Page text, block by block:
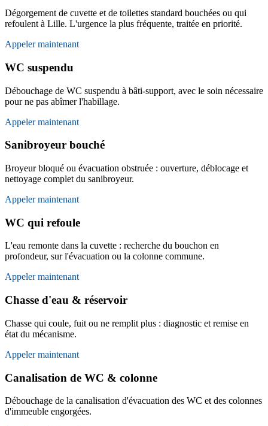
Dégorgement de cuvette et de toilettes standard bouchées ou qui
refoulent à Lille. L'urgence la plus fréquente, traitée en priorité.
Appeler maintenant
WC suspendu
Débouchage de WC suspendu à bâti-support, avec le soin nécessaire
pour ne pas abîmer l'habillage.
Appeler maintenant
Sanibroyeur bouché
Broyeur bloqué ou évacuation obstruée : ouverture, déblocage et
nettoyage complet du sanibroyeur.
Appeler maintenant
WC qui refoule
L'eau remonte dans la cuvette : recherche du bouchon en
profondeur, sur l'évacuation ou la colonne commune.
Appeler maintenant
Chasse d'eau & réservoir
Chasse qui coule, fuit ou ne remplit plus : diagnostic et remise en
état du mécanisme.
Appeler maintenant
Canalisation de WC & colonne
Débouchage de la canalisation d'évacuation des WC et des colonnes
d'immeuble engorgées.